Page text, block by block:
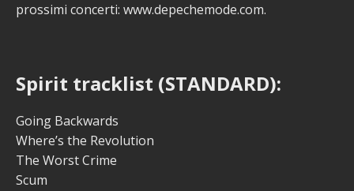
prossimi concerti: www.depechemode.com.
Spirit tracklist (STANDARD):
Going Backwards
Where’s the Revolution
The Worst Crime
Scum